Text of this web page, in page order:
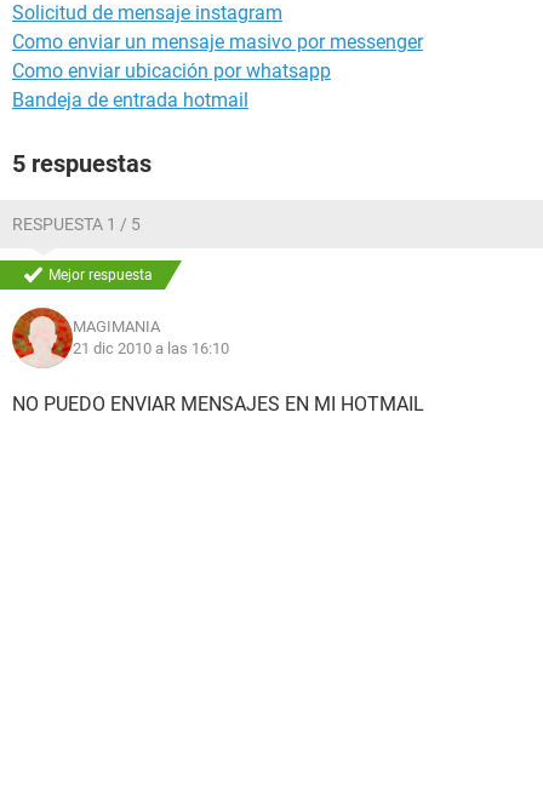
Solicitud de mensaje instagram
Como enviar un mensaje masivo por messenger
Como enviar ubicación por whatsapp
Bandeja de entrada hotmail
5 respuestas
RESPUESTA 1 / 5
Mejor respuesta
MAGIMANIA
21 dic 2010 a las 16:10
NO PUEDO ENVIAR MENSAJES EN MI HOTMAIL